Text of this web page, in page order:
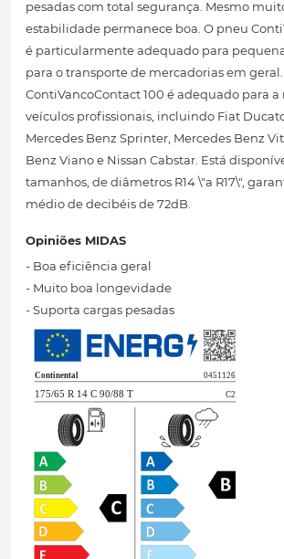
pesadas com total segurança. Mesmo
estabilidade permanece boa. O pneu
é particularmente adequado para
para o transporte de mercadorias em
ContiVancoContact 100 é adequado para
veículos profissionais, incluindo Fiat
Mercedes Benz Sprinter, Mercedes Benz
Benz Viano e Nissan Cabstar. Está
tamanhos, de diâmetros R14 \"a R17\",
médio de decibéis de 72dB.
Opiniões MIDAS
- Boa eficiência geral
- Muito boa longevidade
- Suporta cargas pesadas